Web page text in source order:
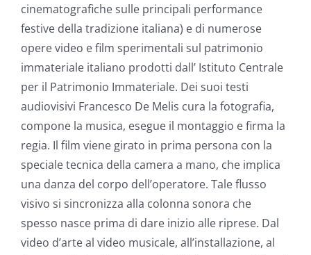
cinematografiche sulle principali performance
festive della tradizione italiana) e di numerose
opere video e film sperimentali sul patrimonio
immateriale italiano prodotti dall’ Istituto Centrale
per il Patrimonio Immateriale. Dei suoi testi
audiovisivi Francesco De Melis cura la fotografia,
compone la musica, esegue il montaggio e firma la
regia. Il film viene girato in prima persona con la
speciale tecnica della camera a mano, che implica
una danza del corpo dell’operatore. Tale flusso
visivo si sincronizza alla colonna sonora che
spesso nasce prima di dare inizio alle riprese. Dal
video d’arte al video musicale, all’installazione, al